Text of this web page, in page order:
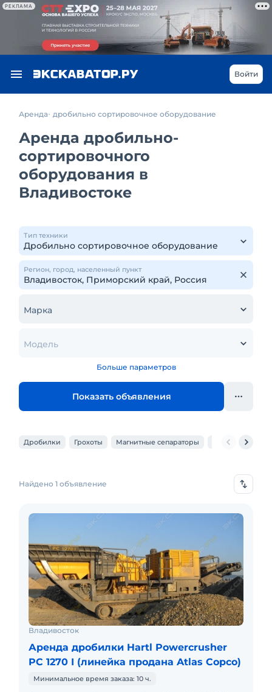
РЕКЛАМА
Войти
Аренда дробильно сортировочное оборудование
Аренда дробильно-
сортировочного
оборудования в
Владивостоке
Тип техники
Регион, город, населенный пункт
Марка
Модель
Больше параметров
Показать объявления
Дробилки Грохоты Магнитные сепараторы Ленточные
Найдено 1 объявление
Владивосток
Аренда дробилки Hartl Powercrusher
PC 1270 I (линейка продана Atlas Copco)
Минимальное время заказа: 10 ч.